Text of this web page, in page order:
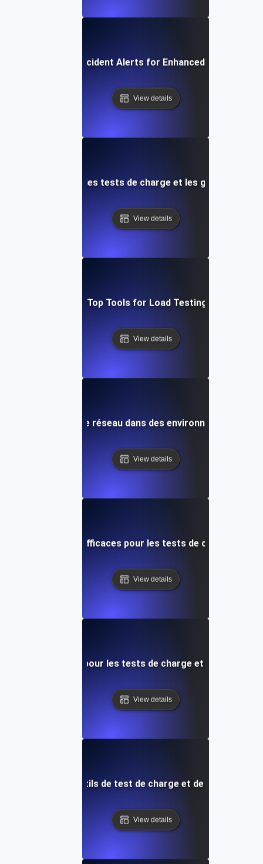
Automated Incident Alerts for Enhanced Load
View details
réseau pour les tests de charge et les goulots
View details
vs. New Relic: Top Tools for Load Testing &
View details
de la latence réseau dans des environnements à
View details
de mots-clés efficaces pour les tests de charge de
View details
essentielles pour les tests de charge et la gestion
View details
dans les outils de test de charge et de
View details